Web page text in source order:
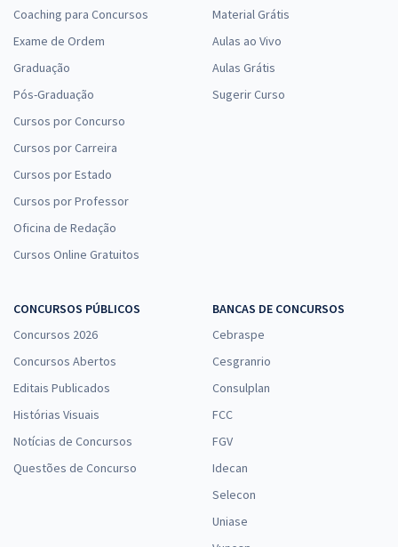
Coaching para Concursos
Exame de Ordem
Graduação
Pós-Graduação
Cursos por Concurso
Cursos por Carreira
Cursos por Estado
Cursos por Professor
Oficina de Redação
Cursos Online Gratuitos
Material Grátis
Aulas ao Vivo
Aulas Grátis
Sugerir Curso
CONCURSOS PÚBLICOS
Concursos 2026
Concursos Abertos
Editais Publicados
Histórias Visuais
Notícias de Concursos
Questões de Concurso
BANCAS DE CONCURSOS
Cebraspe
Cesgranrio
Consulplan
FCC
FGV
Idecan
Selecon
Uniase